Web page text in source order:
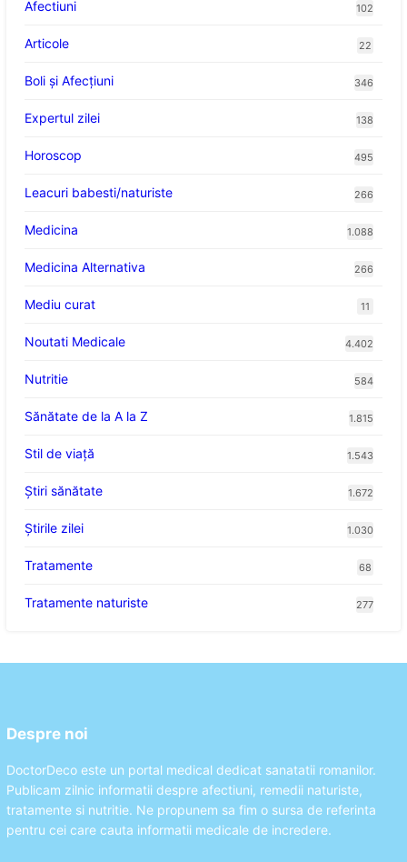
Afectiuni 102
Articole 22
Boli și Afecțiuni 346
Expertul zilei 138
Horoscop 495
Leacuri babesti/naturiste 266
Medicina 1.088
Medicina Alternativa 266
Mediu curat 11
Noutati Medicale 4.402
Nutritie 584
Sănătate de la A la Z 1.815
Stil de viaţă 1.543
Ştiri sănătate 1.672
Știrile zilei 1.030
Tratamente 68
Tratamente naturiste 277
Despre noi
DoctorDeco este un portal medical dedicat sanatatii romanilor.
Publicam zilnic informatii despre afectiuni, remedii naturiste,
tratamente si nutritie. Ne propunem sa fim o sursa de referinta
pentru cei care cauta informatii medicale de incredere.